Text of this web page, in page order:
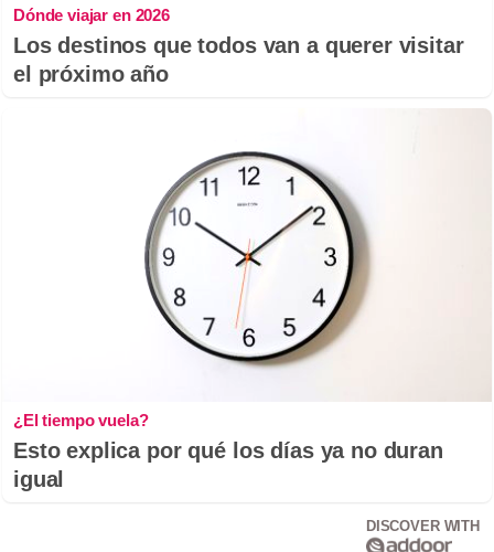
Dónde viajar en 2026
Los destinos que todos van a querer visitar
el próximo año
¿El tiempo vuela?
Esto explica por qué los días ya no duran
igual
DISCOVER WITH